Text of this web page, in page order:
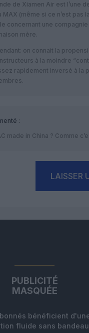
de Xiamen Air est l’une
(même si ce n’est pas
concernant une
mère.
on connait la
à la moindre
rapidement inversé à la
:
made in China ? Comme
LAISSER
PUBLICITÉ
MASQUÉE
bénéficient
fluide sans